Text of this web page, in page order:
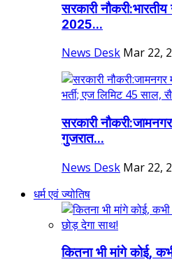
सरकारी नौकरी:भारतीय
2025...
News Desk Mar 22,
सरकारी
गुजरात...
News Desk Mar 22,
धर्म एवं ज्योतिष
कितना भी मांगे कोई,